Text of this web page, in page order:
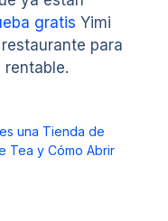
gratis Yimi
para
una Tienda de
Tea y Cómo Abrir